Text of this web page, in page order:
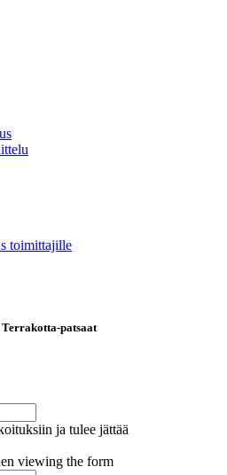
toimittajille
patsaat
ja tulee jättää
viewing the form